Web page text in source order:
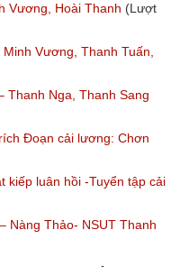
Vương, Hoài Thanh (Lượt
Vương, Thanh Tuấn,
Thanh Nga, Thanh Sang
Đoạn cải lương: Chơn
kiếp luân hồi -Tuyển tập cải
Nàng Thảo- NSUT Thanh